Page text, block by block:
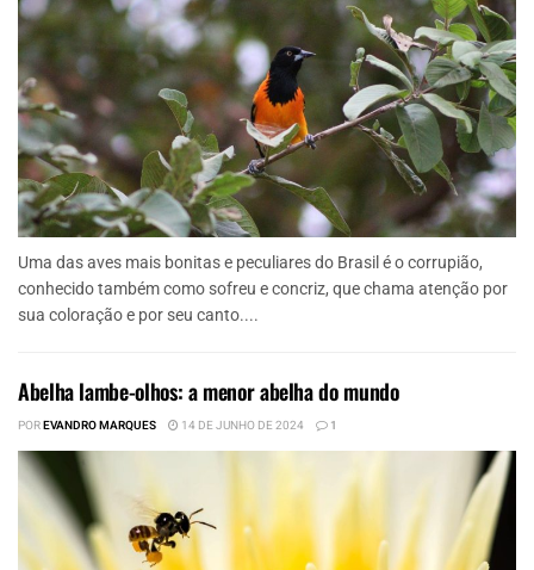
Uma das aves mais bonitas e peculiares do Brasil é o corrupião,
conhecido também como sofreu e concriz, que chama atenção por
sua coloração e por seu canto....
Abelha lambe-olhos: a menor abelha do mundo
POREVANDRO MARQUES 14 DE JUNHO DE 2024 1